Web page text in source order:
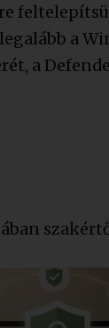
a
a